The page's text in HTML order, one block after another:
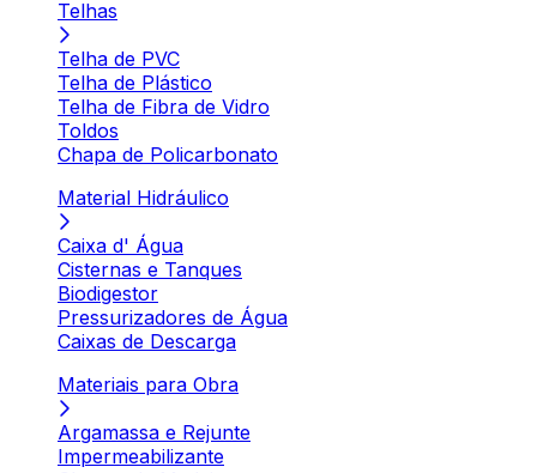
Telhas
Telha de PVC
Telha de Plástico
Telha de Fibra de Vidro
Toldos
Chapa de Policarbonato
Material Hidráulico
Caixa d' Água
Cisternas e Tanques
Biodigestor
Pressurizadores de Água
Caixas de Descarga
Materiais para Obra
Argamassa e Rejunte
Impermeabilizante